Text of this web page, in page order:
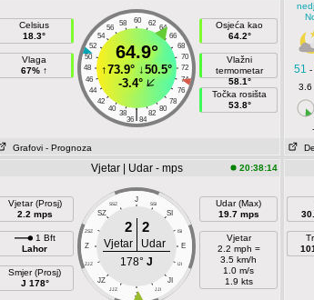
Celsius
18.3°
Vlaga
67% ↑
60
58 62
56
64
54
66
52
68
50
70
48
72
46
74
44
76
42
78
40
80
38 82
|
36 84
64.9°
↑73.9° ↓50.5°
-3.4°
Osjeća kao
64.2°
Vlažni
termometar
58.1°
Točka rosišta
53.8°
Grafovi - Prognoza
51 -
3.6
-
Vjetar | Udar - mps 20:38:14
Vjetar (Prosj)
2.2 mps
1 Bft
Lahor
Smjer (Prosj)
J 178°
J
SSZ SSI
SZ SI
ZSZ ISI
Z E
ZJZ IJI
JZ JI
JJZ JJI
J
2 2
Vjetar
Udar
178° J
Udar (Max)
19.7 mps
Vjetar
2.2 mph =
3.5 km/h
1.0 m/s
1.9 kts